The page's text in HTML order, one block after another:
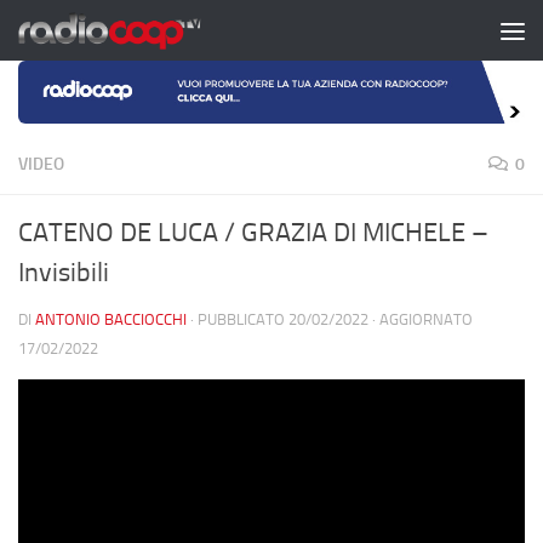
Salta al contenuto
VIDEO 0
CATENO DE LUCA / GRAZIA DI MICHELE –
Invisibili
DI ANTONIO BACCIOCCHI · PUBBLICATO 20/02/2022 · AGGIORNATO
17/02/2022